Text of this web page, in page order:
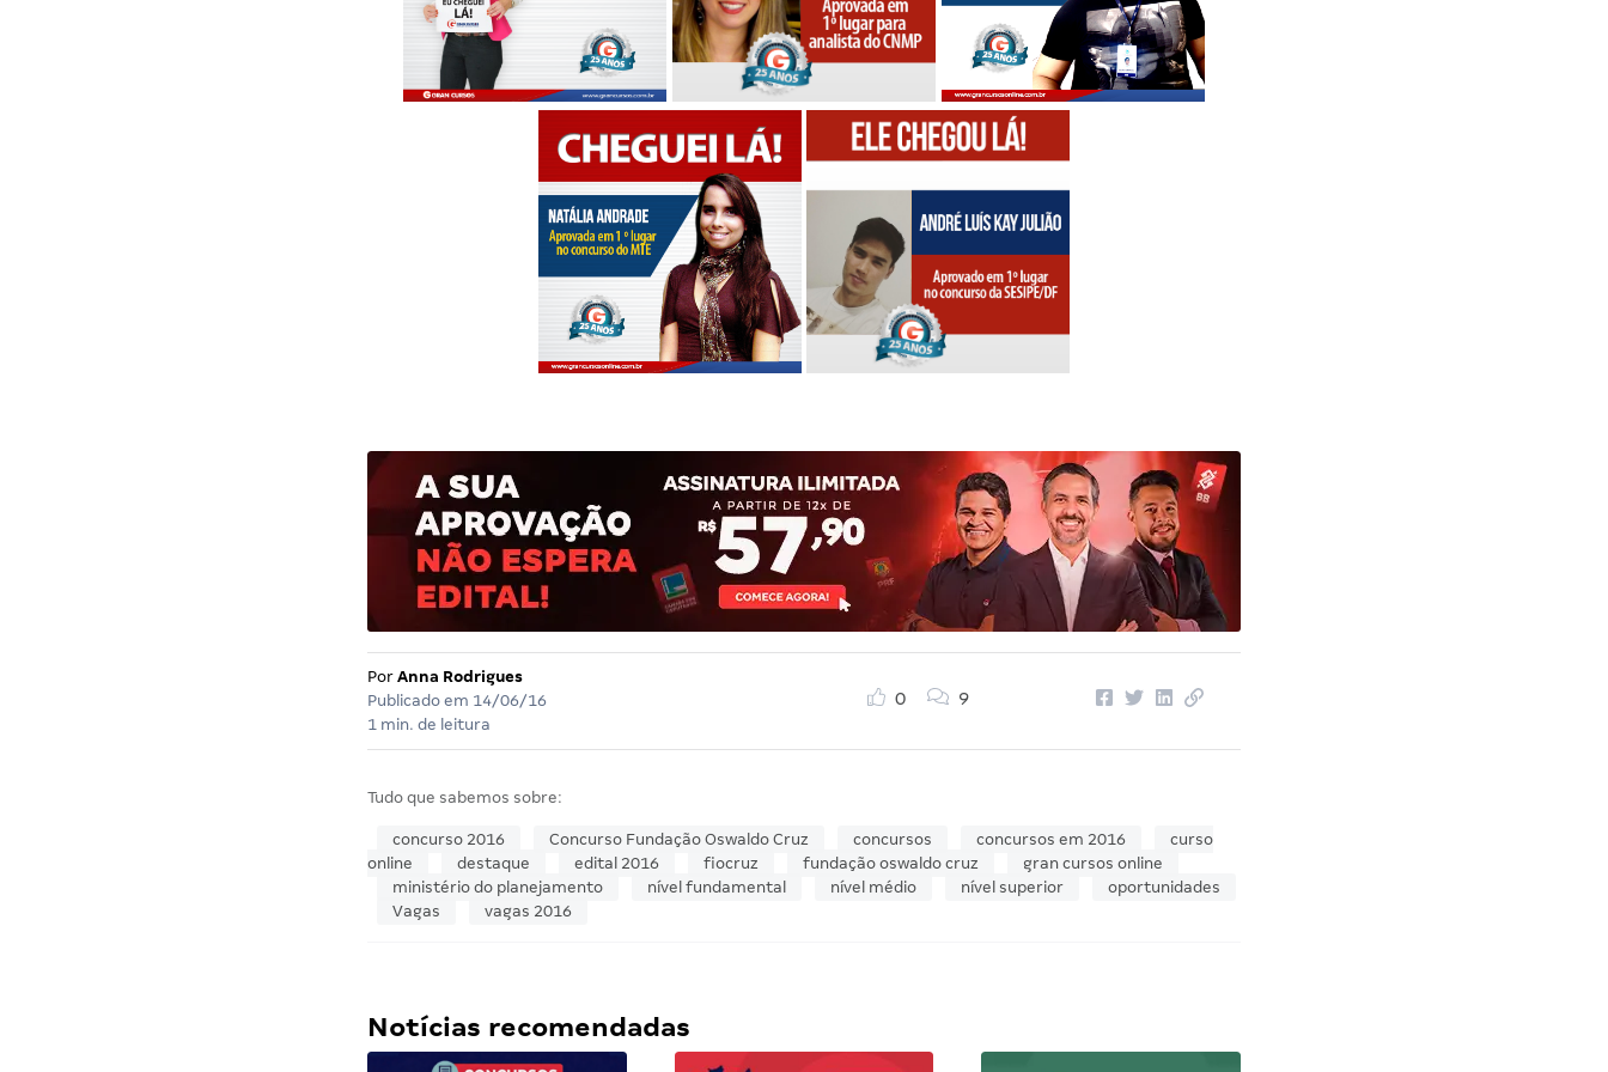
Por Anna Rodrigues
Publicado em 14/06/16
1 min. de leitura
0 9
Tudo que sabemos sobre:
concurso 2016 Concurso Fundação Oswaldo Cruz concursos concursos em 2016
curso
online
destaque edital 2016 fiocruz fundação oswaldo cruz
gran cursos online
ministério do planejamento
nível fundamental nível médio nível superior
oportunidades
Vagas
vagas 2016
Notícias recomendadas